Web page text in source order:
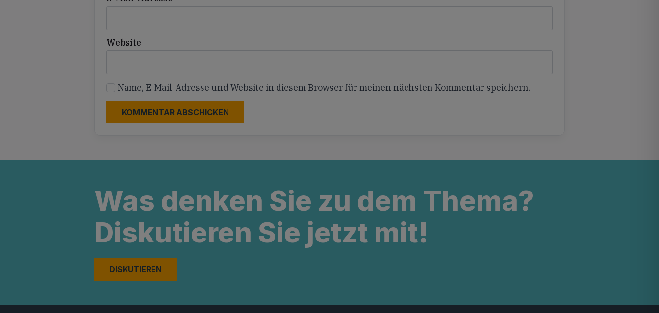
Website
Name, E-Mail-Adresse und Website in diesem Browser für meinen nächsten Kommentar speichern.
Was denken Sie zu dem Thema?
Diskutieren Sie jetzt mit!
DISKUTIEREN